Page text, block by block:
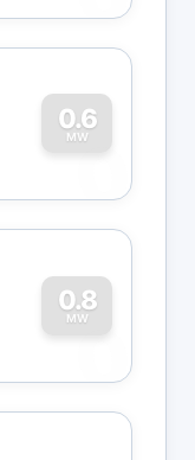
0.6
MW
0
0.8
MW
0